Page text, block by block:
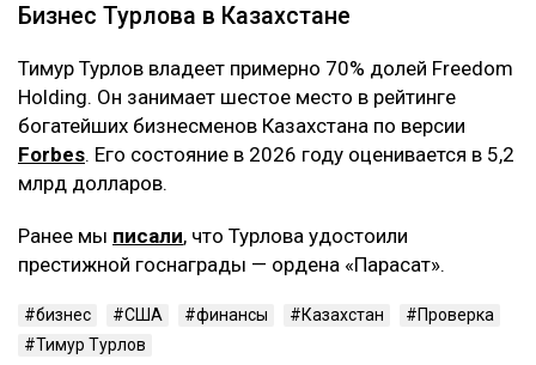
Бизнес Турлова в Казахстане
Тимур Турлов владеет примерно 70% долей Freedom
Holding. Он занимает шестое место в рейтинге
богатейших бизнесменов Казахстана по версии
Forbes. Его состояние в 2026 году оценивается в 5,2
млрд долларов.
Ранее мы писали, что Турлова удостоили
престижной госнаграды — ордена «Парасат».
бизнес США финансы Казахстан
Проверка
Тимур Турлов